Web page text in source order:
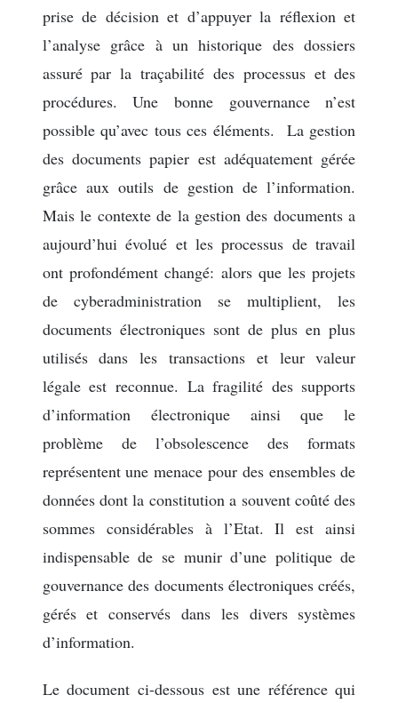
prise de décision et d’appuyer la réflexion et
l’analyse grâce à un historique des dossiers
assuré par la traçabilité des processus et des
procédures. Une bonne gouvernance n’est
possible qu’avec tous ces éléments. La gestion
des documents papier est adéquatement gérée
grâce aux outils de gestion de l’information.
Mais le contexte de la gestion des documents a
aujourd’hui évolué et les processus de travail
ont profondément changé: alors que les projets
de cyberadministration se multiplient, les
documents électroniques sont de plus en plus
utilisés dans les transactions et leur valeur
légale est reconnue. La fragilité des supports
d’information électronique ainsi que le
problème de l’obsolescence des formats
représentent une menace pour des ensembles de
données dont la constitution a souvent coûté des
sommes considérables à l’Etat. Il est ainsi
indispensable de se munir d’une politique de
gouvernance des documents électroniques créés,
gérés et conservés dans les divers systèmes
d’information.
Le document ci-dessous est une référence qui